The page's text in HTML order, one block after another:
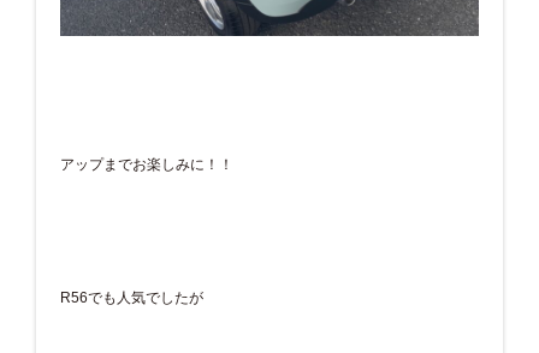
アップまでお楽しみに！！
R56でも人気でしたが